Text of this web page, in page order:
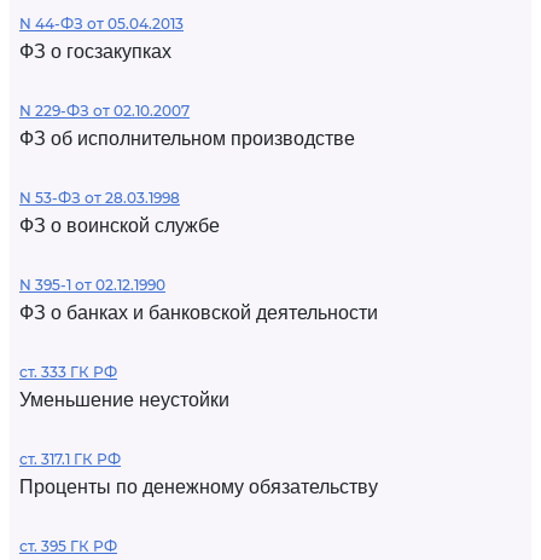
N 44-ФЗ от 05.04.2013
ФЗ о госзакупках
N 229-ФЗ от 02.10.2007
ФЗ об исполнительном производстве
N 53-ФЗ от 28.03.1998
ФЗ о воинской службе
N 395-1 от 02.12.1990
ФЗ о банках и банковской деятельности
ст. 333 ГК РФ
Уменьшение неустойки
ст. 317.1 ГК РФ
Проценты по денежному обязательству
ст. 395 ГК РФ